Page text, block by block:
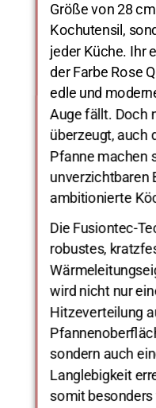
Größe von 28
Kochutensil,
jeder Küche. Ihr
der Farbe Rose
edle und
Auge fällt. Doch
überzeugt, auch
Pfanne machen
unverzichtbaren
ambitionierte
Die Fusiontec-
robustes,
wird nicht nur
Hitzeverteilung
sondern auch
Langlebigkeit
somit